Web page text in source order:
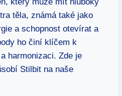
těla, známá také jako
a schopnost otevírat a
ho činí klíčem k
harmonizaci. Zde je
Stilbit na naše